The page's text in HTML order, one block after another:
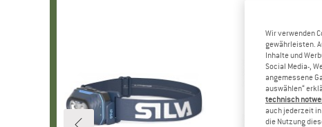
Wir verwenden
gewährleisten.
Inhalte und
Social Media-,
angemessene
auswählen“
technisch
auch jederzeit
die Nutzung